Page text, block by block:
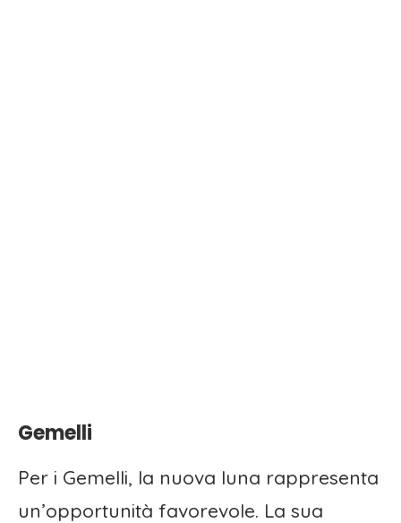
Gemelli
Per i Gemelli, la nuova luna rappresenta
un’opportunità favorevole. La sua